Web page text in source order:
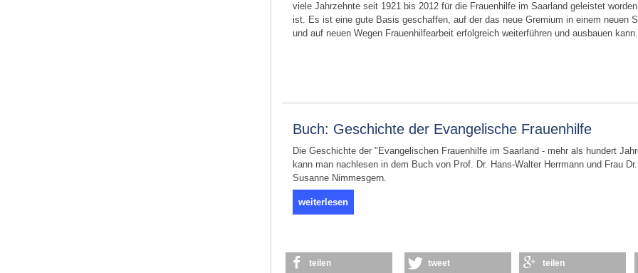
viele Jahrzehnte seit 1921 bis 2012 für die Frauenhilfe im Saarland geleistet worden
ist. Es ist eine gute Basis geschaffen, auf der das neue Gremium in einem neuen
und auf neuen Wegen Frauenhilfearbeit erfolgreich weiterführen und ausbauen kann.
Buch: Geschichte der Evangelische Frauenhilfe
Die Geschichte der "Evangelischen Frauenhilfe im Saarland - mehr als hundert
kann man nachlesen in dem Buch von Prof. Dr. Hans-Walter Herrmann und Frau Dr.
Susanne Nimmesgern.
weiterlesen
teilen tweet teilen